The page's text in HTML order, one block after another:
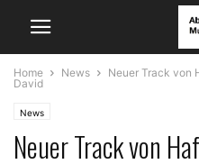
Home News
Neuer Track von
David
News
Neuer Track von